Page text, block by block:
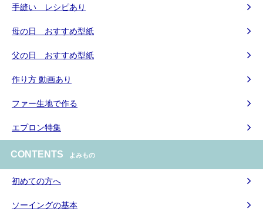
手縫い レシピあり
母の日 おすすめ型紙
父の日 おすすめ型紙
作り方 動画あり
ファー生地で作る
エプロン特集
CONTENTS よみもの
初めての方へ
ソーイングの基本